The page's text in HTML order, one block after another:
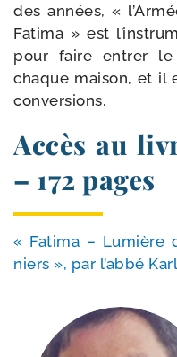
des années, «
Fatima » est
pour faire entrer le
chaque mai­son, et il
conversions.
Accès au
– 172 pages
« Fatima –
niers », par l’ab­bé